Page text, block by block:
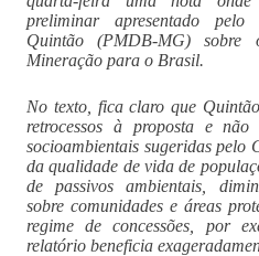
preliminar apresentado pelo
Quintão (PMDB-MG)
Mineração para o Brasil.
No texto, fica claro que
retrocessos à proposta e não
socioambientais sugeridas pelo
da qualidade de vida de
de passivos ambientais,
sobre comunidades e áreas
regime de concessões, por
relatório beneficia